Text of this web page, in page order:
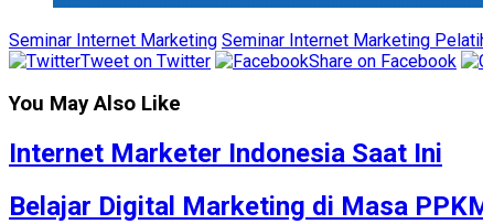
Seminar Internet Marketing Seminar Internet Marketing
Tweet on Twitter
Share on Facebook
You May Also Like
Internet Marketer Indonesia Saat Ini
Belajar Digital Marketing di Masa